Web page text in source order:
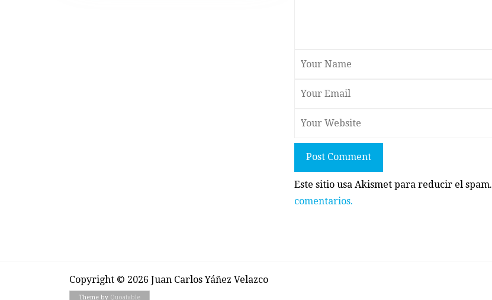
Post Comment
Este sitio usa Akismet para reducir el spam.
comentarios.
Copyright © 2026 Juan Carlos Yáñez Velazco
Theme by Quoatable